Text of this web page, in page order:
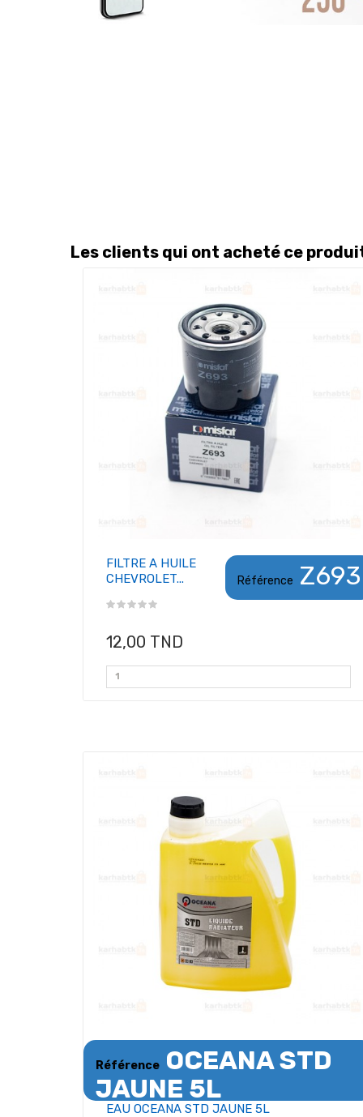
Les clients qui ont acheté ce
Référence Z693
FILTRE A HUILE
CHEVROLET...
12,00 TND
Référence OCEANA STD
JAUNE 5L
EAU OCEANA STD JAUNE 5L